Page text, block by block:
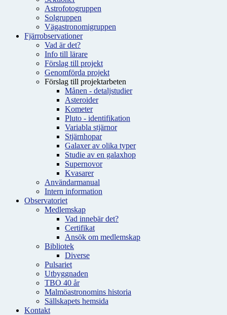
Astrofotogruppen
Solgruppen
Vägastronomigruppen
Fjärrobservationer
Vad är det?
Info till lärare
Förslag till projekt
Genomförda projekt
Förslag till projektarbeten
Månen - detaljstudier
Asteroider
Kometer
Pluto - identifikation
Variabla stjärnor
Stjärnhopar
Galaxer av olika typer
Studie av en galaxhop
Supernovor
Kvasarer
Användarmanual
Intern information
Observatoriet
Medlemskap
Vad innebär det?
Certifikat
Ansök om medlemskap
Bibliotek
Diverse
Pulsariet
Utbyggnaden
TBO 40 år
Malmöastronomins historia
Sällskapets hemsida
Kontakt